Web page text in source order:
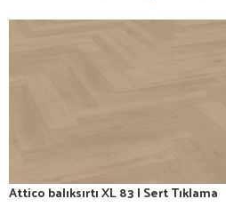
Attico balıksırtı XL 83 | Sert Tıklama